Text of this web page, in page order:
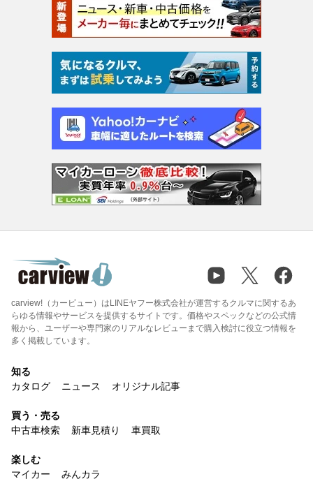
carview!（カービュー）はLINEヤフー株式会社が運営するクルマに関するあ
らゆる情報やサービスを提供するサイトです。価格やスペックなどの公式情
報から、ユーザーや専門家のリアルなレビューまで購入検討に役立つ情報を
多く掲載しています。
知る
カタログ
ニュース オリジナル記事
買う・売る
中古車検索
新車見積り 車買取
楽しむ
マイカー
みんカラ